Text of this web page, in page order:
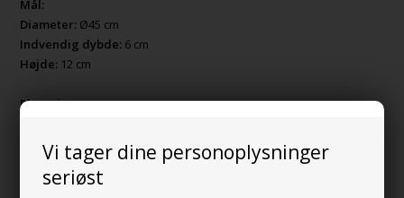
Vi tager dine personoplysninger
seriøst
Mål:
Diameter: Ø45 cm
Indvendig dybde: 6 cm
Højde: 12 cm
Placering:
Materiale:
Porcelæn